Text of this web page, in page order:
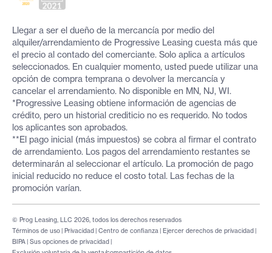
Llegar a ser el dueño de la mercancía por medio del
alquiler/arrendamiento de Progressive Leasing cuesta más que
el precio al contado del comerciante. Solo aplica a artículos
seleccionados. En cualquier momento, usted puede utilizar una
opción de compra temprana o devolver la mercancía y
cancelar el arrendamiento. No disponible en MN, NJ, WI.
*Progressive Leasing obtiene información de agencias de
crédito, pero un historial crediticio no es requerido. No todos
los aplicantes son aprobados.
**El pago inicial (más impuestos) se cobra al firmar el contrato
de arrendamiento. Los pagos del arrendamiento restantes se
determinarán al seleccionar el artículo. La promoción de pago
inicial reducido no reduce el costo total. Las fechas de la
promoción varían.
Términos de uso | Privacidad | Centro de confianza | Ejercer derechos de privacidad |
BIPA | Sus opciones de privacidad |
© Prog Leasing, LLC 2026, todos los derechos reservados